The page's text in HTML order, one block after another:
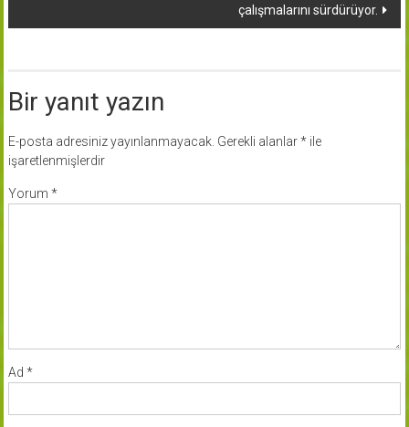
çalışmalarını sürdürüyor.
Bir yanıt yazın
E-posta adresiniz yayınlanmayacak. Gerekli alanlar*ile
işaretlenmişlerdir
Yorum *
Ad *